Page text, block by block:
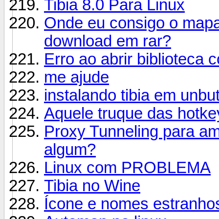
Tibia 8.0 Para Linux
Onde eu consigo o
download em rar?
Erro ao abrir biblioteca
me ajude
instalando tibia em
Aquele truque das
Proxy Tunneling para
algum?
Linux com PROBLEMA
Tibia no Wine
Ícone e nomes